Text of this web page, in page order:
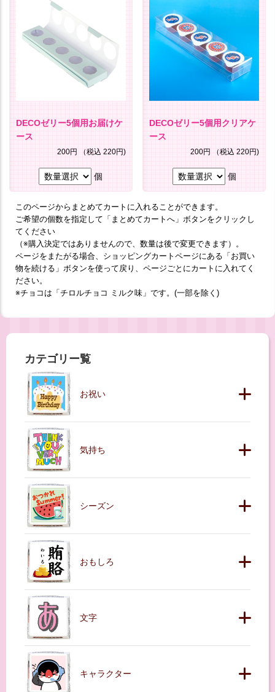
DECOゼリー5個用お届けケ
ース
200円 （税込 220円)
個
DECOゼリー5個用クリアケ
ース
200円 （税込 220円)
個
このページからまとめてカートに入れることができます。
ご希望の個数を指定して「まとめてカートへ」ボタンをクリックし
てください
（※購入決定ではありませんので、数量は後で変更できます）。
ページをまたがる場合、ショッピングカートページにある「お買い
物を続ける」ボタンを使って戻り、ページごとにカートに入れてく
ださい。
※チョコは「チロルチョコ ミルク味」です。(一部を除く)
カテゴリー覧
お祝い
気持ち
シーズン
おもしろ
文字
キャラクター